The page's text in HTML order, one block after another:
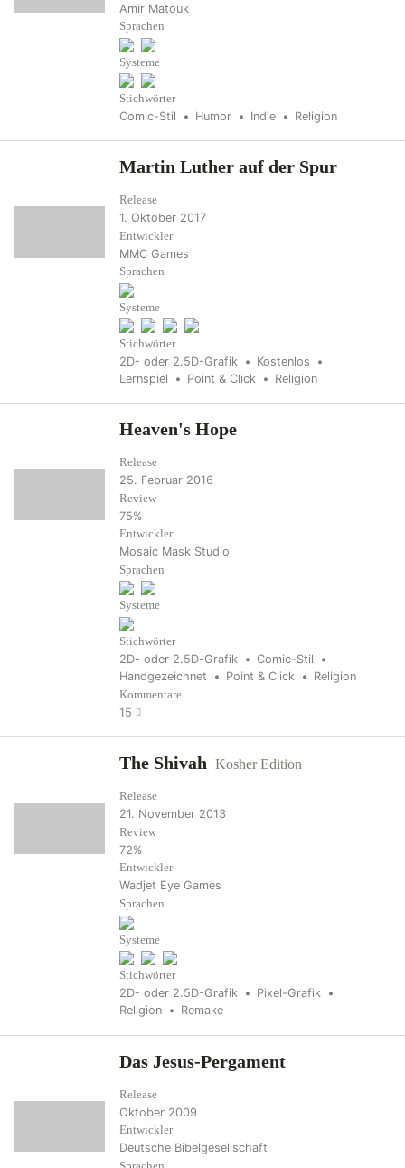
Amir Matouk
Sprachen
Systeme
Stichwörter
Comic-Stil Humor Indie Religion
Martin Luther auf der Spur
Release
1. Oktober 2017
Entwickler
MMC Games
Sprachen
Systeme
Stichwörter
2D- oder 2.5D-Grafik
Kostenlos
Lernspiel
Point & Click Religion
Heaven's Hope
Release
25. Februar 2016
Review
75%
Entwickler
Mosaic Mask Studio
Sprachen
Systeme
Stichwörter
2D- oder 2.5D-Grafik
Comic-Stil
Handgezeichnet
Point & Click Religion
Kommentare
15
The Shivah Kosher Edition
Release
21. November 2013
Review
72%
Entwickler
Wadjet Eye Games
Sprachen
Systeme
Stichwörter
2D- oder 2.5D-Grafik
Pixel-Grafik
Religion
Remake
Das Jesus-Pergament
Release
Oktober 2009
Entwickler
Deutsche Bibelgesellschaft